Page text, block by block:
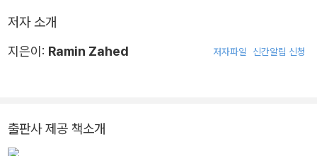
저자 소개
지은이: Ramin Zahed 저자파일 신간알림 신청
출판사 제공 책소개